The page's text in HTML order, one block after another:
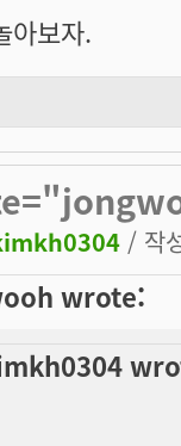
아보자.
/ 작
wrote: